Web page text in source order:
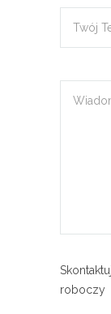
roboczy